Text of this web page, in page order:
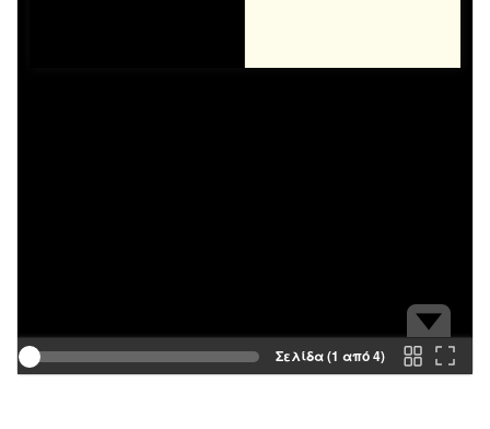
Σελίδα (1 από 4)